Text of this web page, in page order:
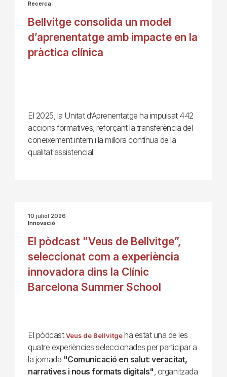
Recerca
Bellvitge consolida un model
d’aprenentatge amb impacte en la
pràctica clínica
El 2025, la Unitat d’Aprenentatge ha impulsat 442
accions formatives, reforçant la transferència del
coneixement intern i la millora contínua de la
qualitat assistencial
10 juliol 2026
Innovació
El pòdcast "Veus de Bellvitge”,
seleccionat com a experiència
innovadora dins la Clínic
Barcelona Summer School
El pòdcast Veus de Bellvitgeha estat una de les
quatre experiències seleccionades per participar a
la jornada "Comunicació en salut: veracitat,
narratives i nous formats digitals" , organitzada